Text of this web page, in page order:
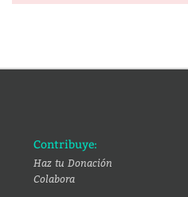
Contribuye:
Haz tu Donación
Colabora